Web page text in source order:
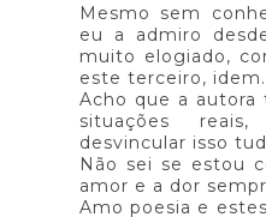
Mesmo sem
eu a admiro
muito elogiado,
este terceiro,
Acho que a autora
situações
desvincular isso
Não sei se estou
amor e a dor
Amo poesia e